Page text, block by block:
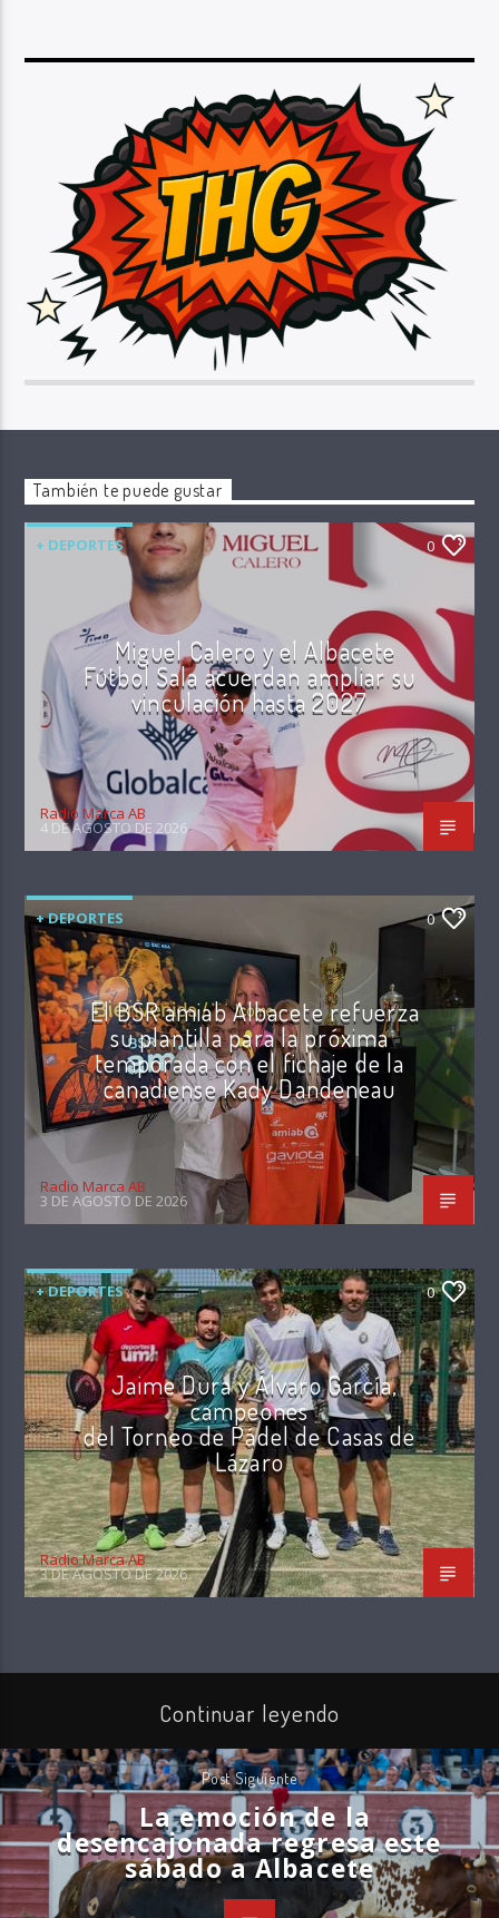
También te puede gustar
+ DEPORTES 0
Miguel Calero y el Albacete
Fútbol Sala acuerdan ampliar su
vinculación hasta 2027
Radio Marca AB
4 DE AGOSTO DE 2026
+ DEPORTES 0
El BSR amiab Albacete refuerza
su plantilla para la próxima
temporada con el fichaje de la
canadiense Kady Dandeneau
Radio Marca AB
3 DE AGOSTO DE 2026
+ DEPORTES 0
Jaime Dura y Álvaro García,
campeones
del Torneo de Pádel de Casas de
Lázaro
Radio Marca AB
3 DE AGOSTO DE 2026
Continuar leyendo
Post Siguiente
La emoción de la
desencajonada regresa este
sábado a Albacete